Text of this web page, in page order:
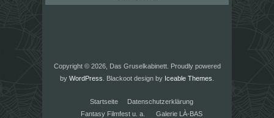
Copyright © 2026, Das Gruselkabinett. Proudly powered
by WordPress . Blackoot design by Iceable Themes
Startseite
Datenschutzerklärung
Fantasy Filmfest u. a.
Galerie LÀ-BAS